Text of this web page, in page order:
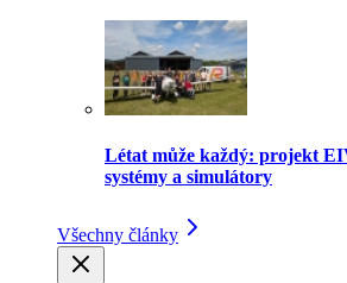
Létat může každý: projekt
systémy a simulátory
Všechny články